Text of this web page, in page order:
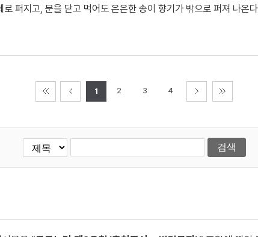
퍼지고, 문을 닫고 먹어도 은은한 송이 향기가 밖으로 퍼져 나온
1 2 3 4